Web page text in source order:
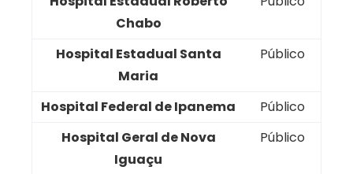
Chabo
Hospital Estadual Santa
Maria
Público
Hospital Federal de Ipanema
Público
Hospital Geral de Nova
Iguaçu
Público